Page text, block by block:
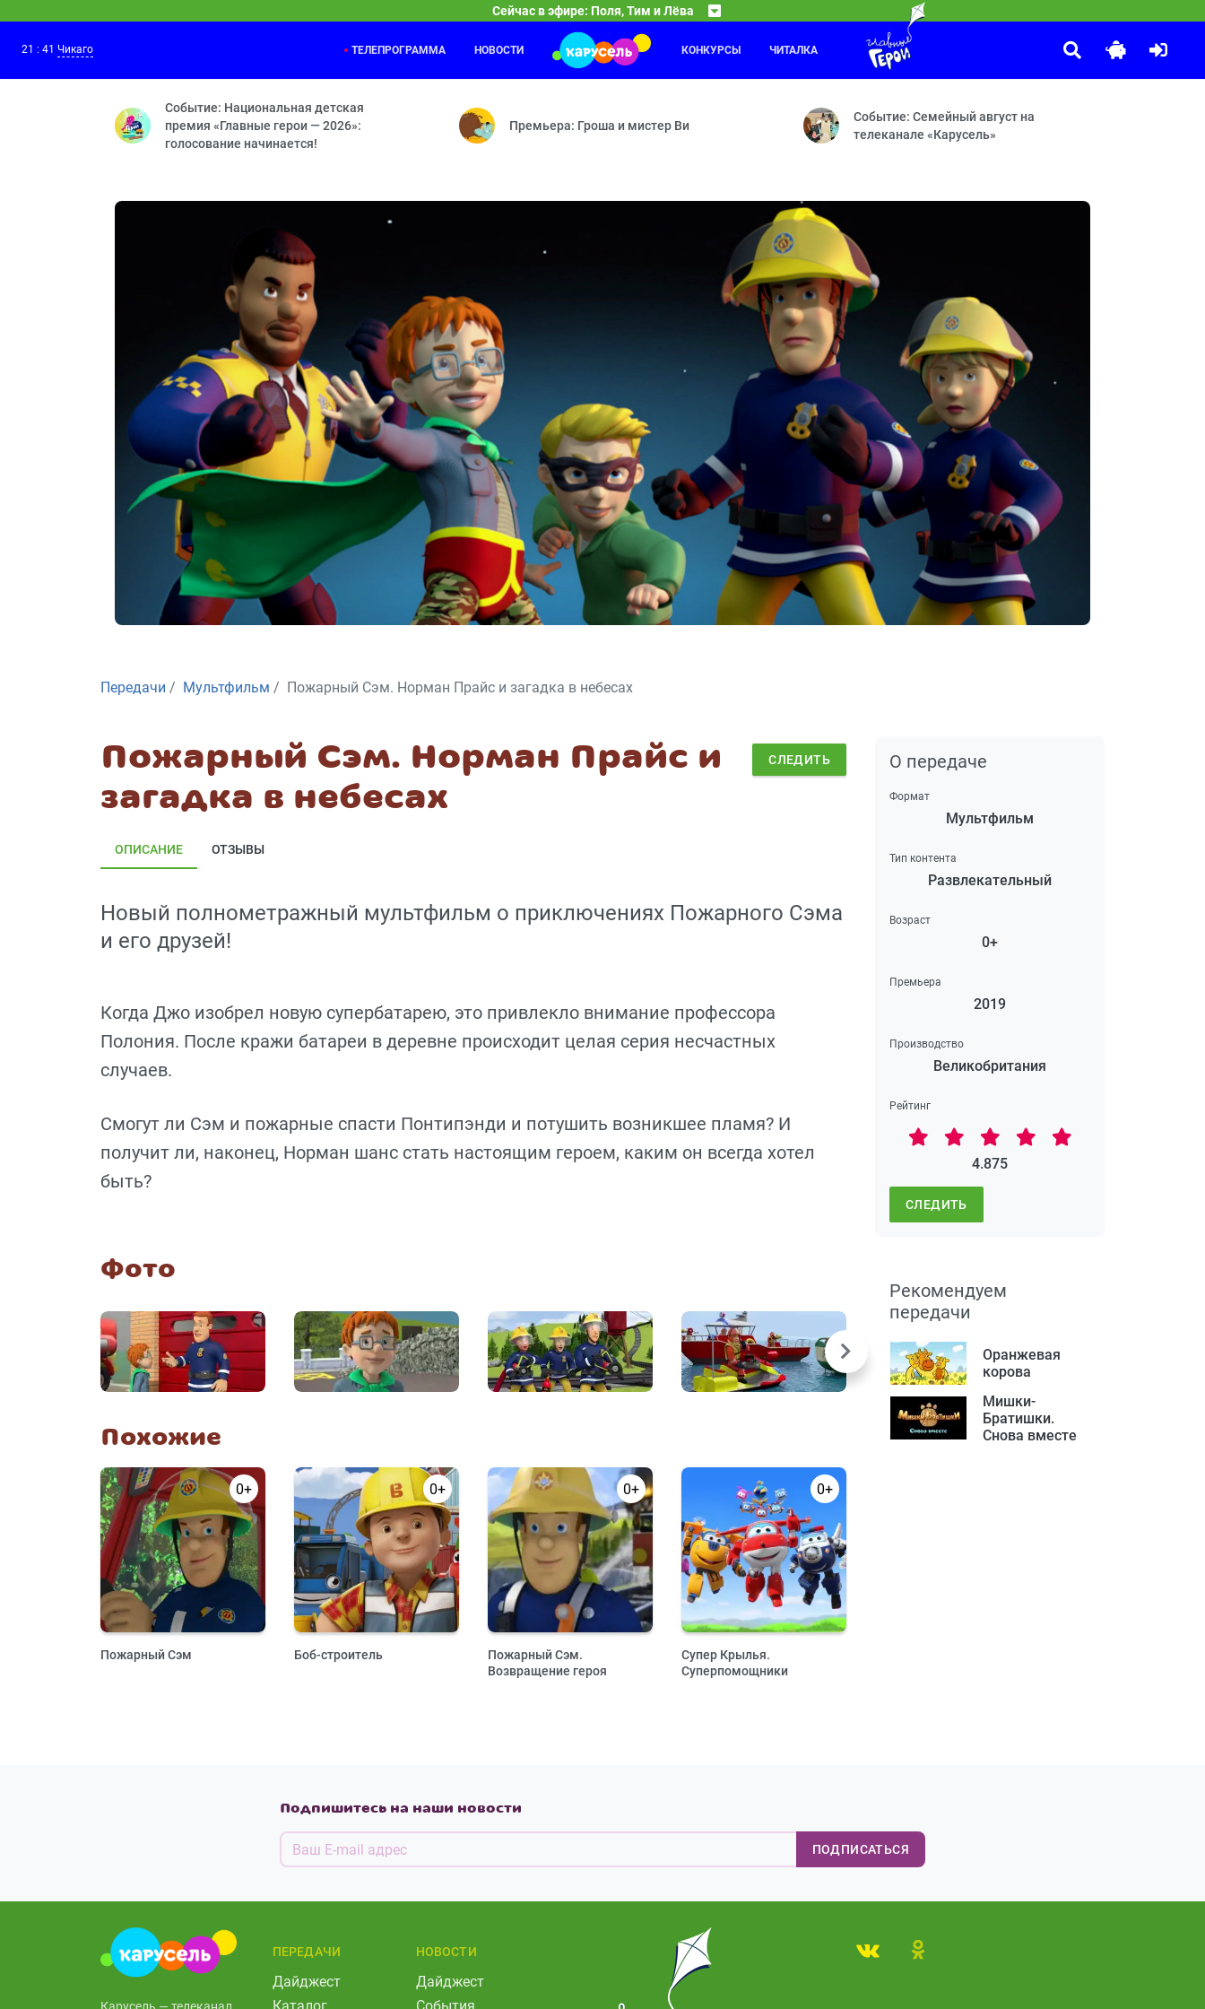
Сейчас в эфире: Поля, Тим и Лёва
Мастер мини-гольфа — Воображаемые питомцы — Суматоха на съёмочной площадке — Держим всё в себе — Нелепые танцы от души — Унесённые ветром — Космические
Ми-Ми-Мишки
Позитивное мышление — Кеша-новости — Пенная вечеринка — Молчанка — Лягушонок — Книжное дело —
С добрым утром, малыши!
Герои легендарной программы «Спокойной ночи, малыши!»
21 : 41 Чикаго ТЕЛЕПРОГРАММА НОВОСТИ КОНКУРСЫ ЧИТАЛКА
Событие: Национальная детская
премия «Главные герои — 2026»:
голосование начинается!
Премьера: Гроша и мистер Ви
Событие: Семейный август на
телеканале «Карусель»
Передачи Мультфильм Пожарный Сэм. Норман Прайс и загадка в небесах
Пожарный Сэм. Норман Прайс и
загадка в небесах
СЛЕДИТЬ
ОПИСАНИЕ ОТЗЫВЫ
Новый полнометражный мультфильм о приключениях Пожарного Сэма
и его друзей!
Когда Джо изобрел новую супербатарею, это привлекло внимание профессора
Полония. После кражи батареи в деревне происходит целая серия несчастных
случаев.
Смогут ли Сэм и пожарные спасти Понтипэнди и потушить возникшее пламя? И
получит ли, наконец, Норман шанс стать настоящим героем, каким он всегда хотел
быть?
Фото
Похожие
0+
Пожарный Сэм
0+
Боб-строитель
0+
Пожарный Сэм.
Возвращение героя
0+
Супер Крылья.
Суперпомощники
О передаче
Формат
Мультфильм
Тип контента
Развлекательный
Возраст
0+
Премьера
2019
Производство
Великобритания
Рейтинг
4.875
СЛЕДИТЬ
Рекомендуем
передачи
Оранжевая
корова
Мишки-
Братишки.
Снова вместе
Подпишитесь на наши новости
ПОДПИСАТЬСЯ
ПЕРЕДАЧИ
Дайджест
НОВОСТИ
Дайджест